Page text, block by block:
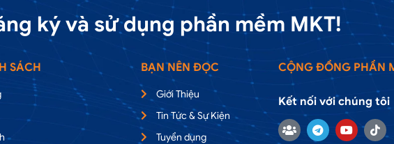
ký và sử dụng phần mềm MKT!
SÁCH BẠN NÊN ĐỌC
Giới Thiệu
Tin Tức & Sự Kiện
Tuyển dụng
CỘNG ĐỒNG PHẦN
Kết nối với chúng tôi